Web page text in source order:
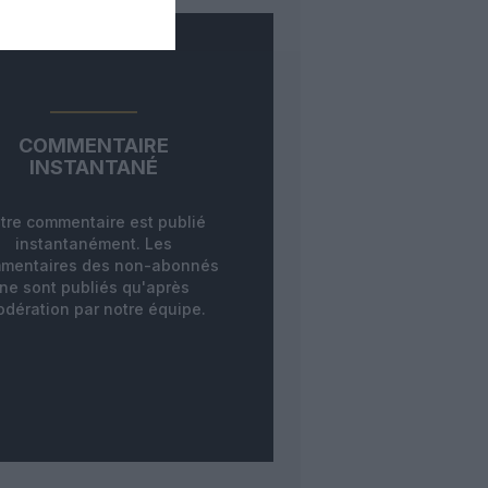
COMMENTAIRE
INSTANTANÉ
commentaire est publié
instantanément. Les
des non-abonnés
ne sont publiés qu'après
par notre équipe.